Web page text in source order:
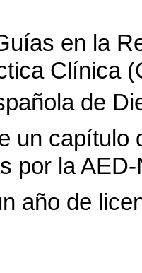
en la
Clínica
de
un capítulo
por la
año de